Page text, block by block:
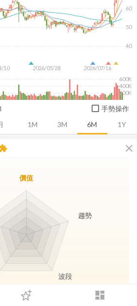
dashboard
下單
1M 3M 6M 1Y
10 2026/05/28 2026/07/16
40
50
60
200K
400K
600K
手勢操作
close
價值
趨勢
波段